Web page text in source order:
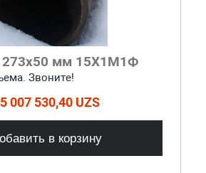
273х50 мм 15Х1М1Ф
Звоните!
007 530,40 UZS
в корзину